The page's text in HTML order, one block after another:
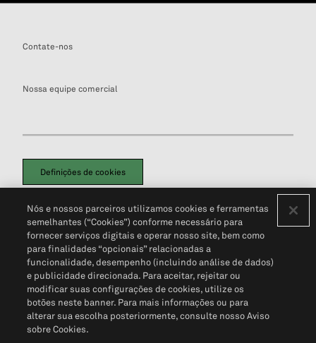
Contate-nos
Nossa equipe comercial
Definições de cookies
Política de PrivacidadePortal de privacidade do cliente (em inglês)
Não Venda Minhas Informações Pessoais© 2026 S&P Global
Nós e nossos parceiros utilizamos cookies e ferramentas
semelhantes (“Cookies”) conforme necessário para
fornecer serviços digitais e operar nosso site, bem como
para finalidades “opcionais” relacionadas a
funcionalidade, desempenho (incluindo análise de dados)
e publicidade direcionada. Para aceitar, rejeitar ou
modificar suas configurações de cookies, utilize os
botões neste banner. Para mais informações ou para
alterar sua escolha posteriormente, consulte nosso Aviso
sobre Cookies.